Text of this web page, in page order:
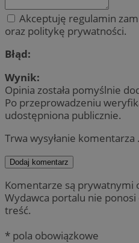
Akceptuję regulamin
oraz politykę prywatności.
Błąd:
Wynik:
Opinia została pomyślnie
Po przeprowadzeniu
udostępniona publicznie.
Trwa wysyłanie komentarza
Dodaj komentarz
Komentarze są prywatnymi
Wydawca portalu nie
treść.
* pola obowiązkowe